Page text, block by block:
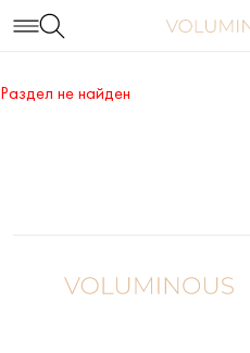
Раздел не найден